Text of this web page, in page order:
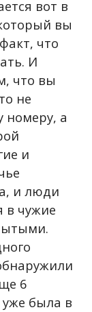
вот в
вы
что
И
что вы
не
номеру, а
и
и люди
в чужие
6
была в